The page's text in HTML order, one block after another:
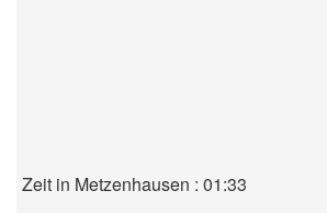
Zeit in Metzenhausen : 01:33